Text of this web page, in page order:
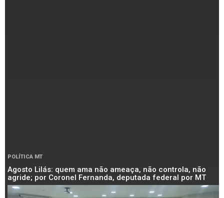
POLÍTICA MT
Agosto Lilás: quem ama não ameaça, não controla, não
agride; por Coronel Fernanda, deputada federal por MT